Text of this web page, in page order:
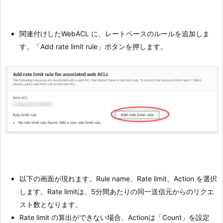
関連付けしたWebACL に、レートベースのルールを追加しま
す。「Add rate limit rule」ボタンを押します。
以下の画面が現れます。Rule name、Rate limit、Action を選択
します。Rate limitは、5分間あたりの同一送信元からのリクエ
スト数となります。
Rate limit の算出ができない場合、Actionは「Count」を設定